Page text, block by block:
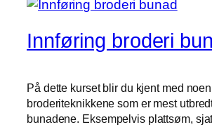
Innføring broderi
På dette kurset blir du kjent med
broderiteknikkene som er mest
bunadene. Eksempelvis plattsøm,